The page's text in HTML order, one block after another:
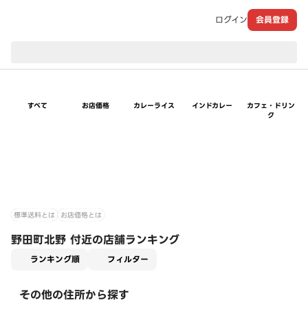
ログイン 会員登録
すべて お店価格 カレーライス インドカレー
カフェ・ドリン
ク
標準送料とは お店価格とは
野田町北野 付近の店舗ランキング
ランキング順 フィルター
その他の住所から探す